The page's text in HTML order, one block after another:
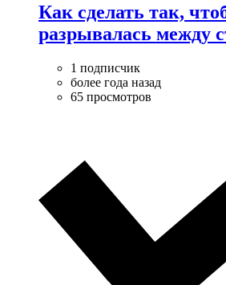
Как сделать так,
разрывалась между
1 подписчик
более года назад
65 просмотров